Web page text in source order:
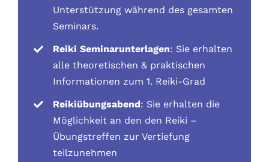
Unterstützung während des gesamten
Seminars.
Reiki Seminarunterlagen: Sie erhalten
alle theoretischen & praktischen
Informationen zum 1. Reiki-Grad
Reikiübungsabend: Sie erhalten die
Möglichkeit an den den Reiki –
Übungstreffen zur Vertiefung
teilzunehmen